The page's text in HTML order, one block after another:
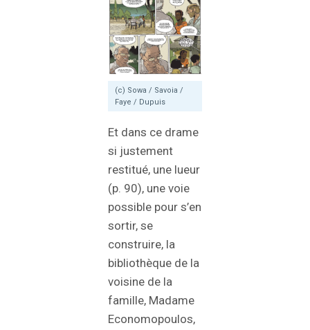
(c) Sowa / Savoia /
Faye / Dupuis
Et dans ce drame
si justement
restitué, une lueur
(p. 90), une voie
possible pour s’en
sortir, se
construire, la
bibliothèque de la
voisine de la
famille, Madame
Economopoulos,